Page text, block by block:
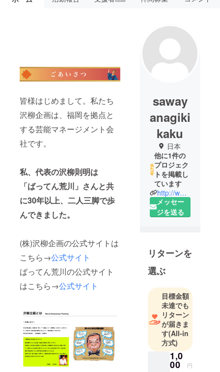
皆様はじめまして。私たち
沢柳企画は、福岡を拠点と
する芸能マネージメント会
社です。
私、代表の沢柳則明は
「ばってん荒川」さんと共
に30年以上、二人三脚で歩
んできました。
(株)沢柳企画の公式サイトは
こちら→公式サイト
ばってん荒川の公式サイト
はこちら→公式サイト
saway
anagiki
kaku
日本
他に1件の
プロジェク
トを掲載し
ています
http://www.sawayanagi.co.jp/
メッセー
ジを送る
リターンを
選ぶ
目標金額
未達でも
リターン
が届きま
す(All-in
方式)
1,0
00 円